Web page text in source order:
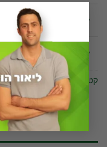
1 יחידה גדולה ללא פסולת
קטגוריה:פירות